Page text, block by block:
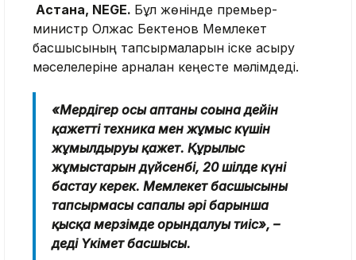
Астана, NEGE. Бұл жөнінде премьер-
министр Олжас Бектенов Мемлекет
басшысының тапсырмаларын іске асыру
мәселелеріне арналған кеңесте мәлімдеді.
«Мердігер осы аптаның соңына дейін
қажетті техника мен жұмыс күшін
жұмылдыруы қажет. Құрылыс
жұмыстарын дүйсенбі, 20 шілде күні
бастау керек. Мемлекет басшысының
тапсырмасы сапалы әрі барынша
қысқа мерзімде орындалуы тиіс», –
деді Үкімет басшысы.